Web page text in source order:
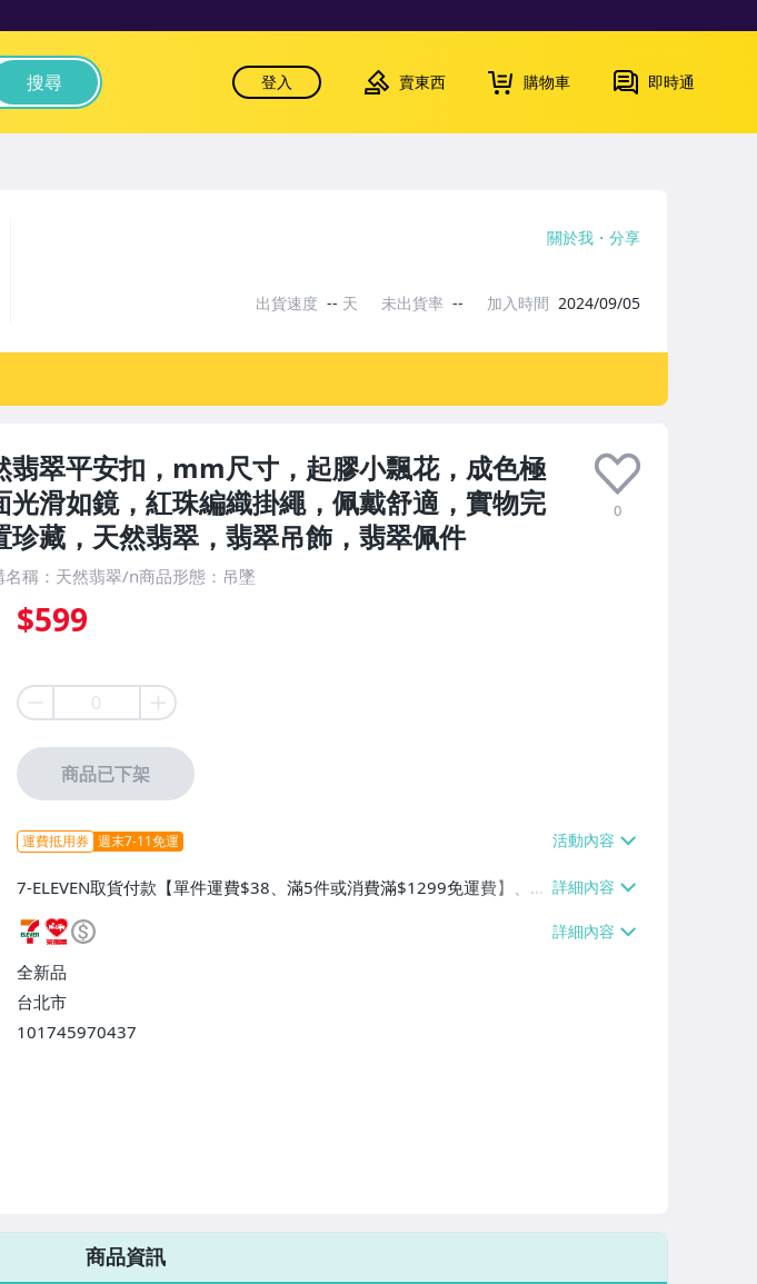
搜尋 登入 賣東西 購物車 即時通
翡翠平安扣，mm尺寸，起膠小飄花，成色極
光滑如鏡，紅珠編織掛繩，佩戴舒適，實物完
珍藏，天然翡翠，翡翠吊飾，翡翠佩件
0
名稱：天然翡翠/n商品形態：吊墜
$599
商品已下架
運費抵用券 週末7-11免運
7-ELEVEN取貨付款【單件運費$38、滿5件或消費滿$1299免運費】、7-
ELEVEN取貨不付款【免運費】、萊爾富取貨付款【單件運費$60、滿5件
或消費滿$1299免運費】、宅配/貨運【單件運費$120、滿5件或消費滿
$1599免運費】
全新品
台北市
101745970437
關於我 分享
出貨速度 -- 天 未出貨率 -- 加入時間 2024/09/05
商品資訊